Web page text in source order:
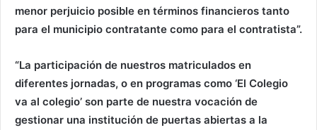
menor perjuicio posible en términos financieros tanto
para el municipio contratante como para el contratista”.
“La participación de nuestros matriculados en
diferentes jornadas, o en programas como ‘El Colegio
va al colegio’ son parte de nuestra vocación de
gestionar una institución de puertas abiertas a la